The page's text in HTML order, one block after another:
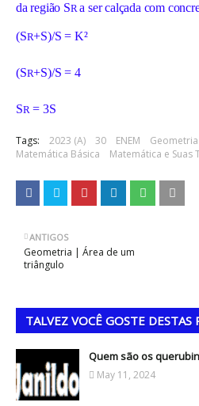
da região SRa ser calçada com
(SR+S)/S = K²
(SR+S)/S = 4
SR = 3S
Tags: 2023 (A) 30 ENEM Geometria
Matemática Básica
Matemática e Suas
ANTIGOS
Geometria | Área de um
triângulo
TALVEZ VOCÊ GOSTE DESTAS
Quem são os
May 11, 2024